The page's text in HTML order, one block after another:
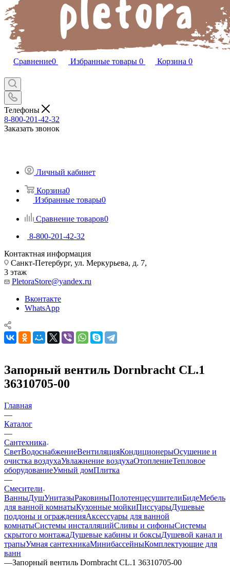
Сравнение0 Избранные товары 0 Корзина 0
Телефоны
8-800-201-42-32
Заказать звонок
Личный кабинет
Корзина0
Избранные товары0
Сравнение товаров0
8-800-201-42-32
Контактная информация
Санкт-Петербург, ул. Меркурьева, д. 7,
3 этаж
PletoraStore@yandex.ru
Вконтакте
WhatsApp
Запорный вентиль Dornbracht CL.1
36310705-00
Главная
—
Каталог
—
Сантехника
СветВодоснабжениеВентиляцияКондиционерыОсушение и
очистка воздухаУвлажнение воздухаОтоплениеТепловое
оборудованиеУмный домПлитка
—
Смесители
ВанныДушУнитазыРаковиныПолотенцесушителиБидеМебель
для ванной комнатыКухонные мойкиПиссуарыДушевые
поддоны и огражденияАксессуары для ванной
комнатыСистемы инсталляцийСливы и сифоныСистемы
скрытого монтажаДушевые кабины и боксыДушевой канал и
трапыУмная сантехникаМинибассейныКомплектующие для
ванн
—Запорный вентиль Dornbracht CL.1 36310705-00